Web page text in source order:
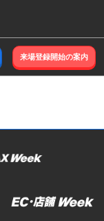
来場登録開始の案内